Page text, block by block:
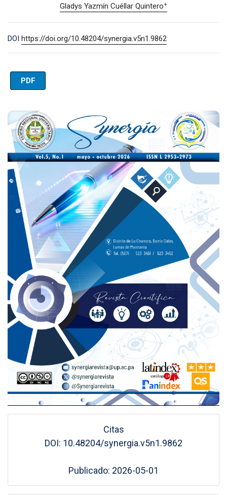
Gladys Yazmín Cuéllar Quintero+
DOI https://doi.org/10.48204/synergia.v5n1.9862
PDF
Imagen de portada
Citas
DOI: 10.48204/synergia.v5n1.9862
Publicado: 2026-05-01